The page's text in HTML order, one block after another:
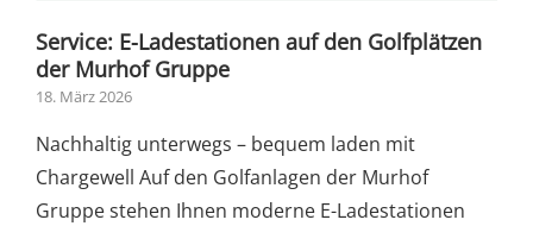
Service: E-Ladestationen auf den Golfplätzen
der Murhof Gruppe
18. März 2026
Nachhaltig unterwegs – bequem laden mit
Chargewell Auf den Golfanlagen der Murhof
Gruppe stehen Ihnen moderne E-Ladestationen